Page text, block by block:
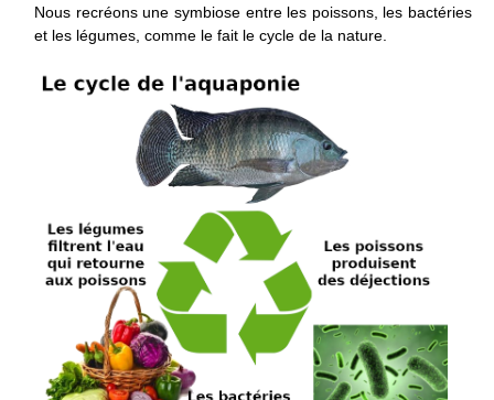
Nous recréons une symbiose entre les poissons, les bactéries
et les légumes, comme le fait le cycle de la nature.